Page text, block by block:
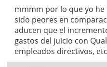
mmmm por lo que yo
sido peores en
aducen que el
gastos del juicio con
empleados directivos, etc